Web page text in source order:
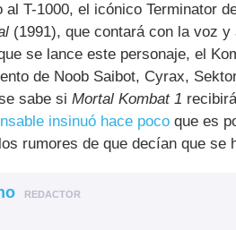
al T-1000, el icónico Terminator
(1991), que contará con la voz
se lance este personaje, el
de Noob Saibot, Cyrax,
sabe si Mortal Kombat 1
insinuó hace poco que es
rumores de que decían que se
REDACTOR